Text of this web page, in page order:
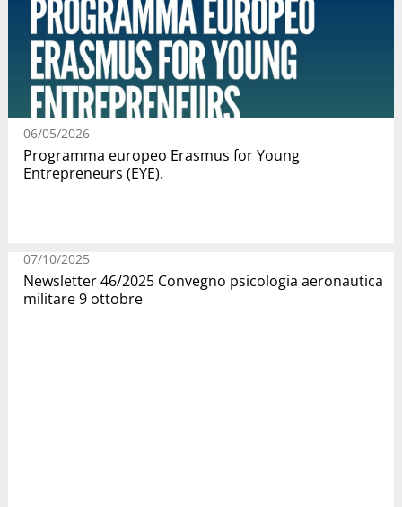
06/05/2026
Programma europeo Erasmus for Young
Entrepreneurs (EYE).
07/10/2025
Newsletter 46/2025 Convegno psicologia aeronautica
militare 9 ottobre